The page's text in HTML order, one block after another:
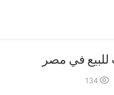
آلة التكسير
للبيع في مصر
134